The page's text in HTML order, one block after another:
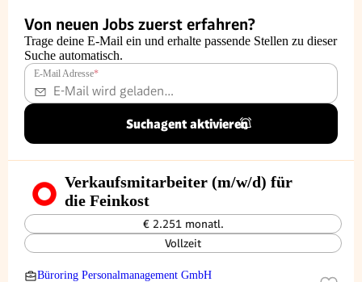
Von neuen Jobs zuerst erfahren?
Trage deine E-Mail ein und erhalte passende Stellen zu dieser
Suche automatisch.
E-Mail Adresse*
Suchagent aktivieren
Verkaufsmitarbeiter (m/w/d) für
die Feinkost
€ 2.251 monatl.
Vollzeit
Büroring Personalmanagement GmbH